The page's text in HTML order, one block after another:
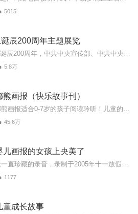
5015
辰200周年主题展览
5.8万
画报（快乐故事刊）
45.6万
儿画报的女孩上央美了
1177
童成长故事